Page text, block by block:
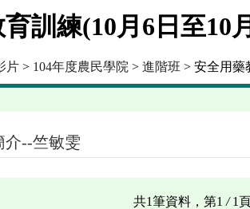
訓練(10月6日至10
片 > 104年度農民學院 > 進階班 > 安全用藥
介--竺敏雯
共1筆資料，第1 /1